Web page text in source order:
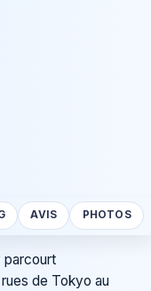
AVIS PHOTOS
parcourt
de Tokyo au